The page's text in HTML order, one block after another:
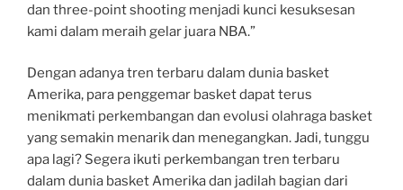
dan three-point shooting menjadi kunci kesuksesan
kami dalam meraih gelar juara NBA.”
Dengan adanya tren terbaru dalam dunia basket
Amerika, para penggemar basket dapat terus
menikmati perkembangan dan evolusi olahraga basket
yang semakin menarik dan menegangkan. Jadi, tunggu
apa lagi? Segera ikuti perkembangan tren terbaru
dalam dunia basket Amerika dan jadilah bagian dari